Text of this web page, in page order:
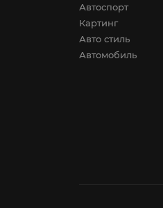
Автоспорт
Картинг
Авто стиль
Автомобиль